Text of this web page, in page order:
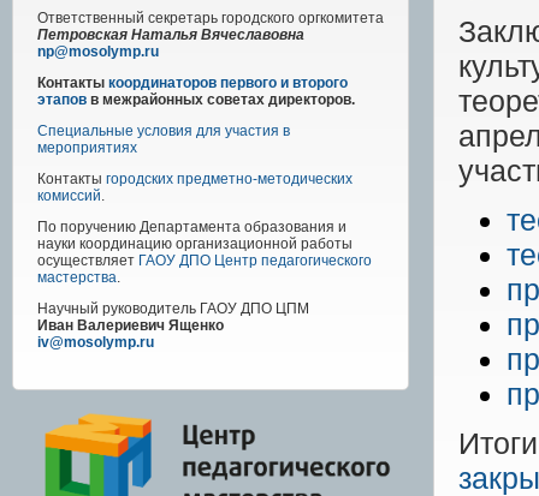
Ответственный секретарь городского оргкомитета
Петровская Наталья Вячеславовна
np@mosolymp.ru
Контакты координаторов первого и второго
этапов в межрайонных советах директоров.
Специальные условия для участия в
мероприятиях
Контакты городских предметно-методических
комиссий.
По поручению Департамента образования и
науки координацию организационной работы
осуществляет ГАОУ ДПО Центр педагогического
мастерства.
Научный руководитель ГАОУ ДПО ЦПМ
Иван Валериевич Ященко
iv@mosolymp.ru